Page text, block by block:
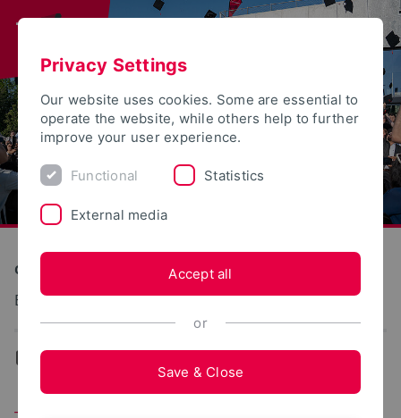
Construction and Environment
Bauprozessmanagement
Privacy Settings
Our website uses cookies. Some are essential to
operate the website, while others help to further
improve your user experience.
Functional Statistics
External media
Accept all
or
Save & Close